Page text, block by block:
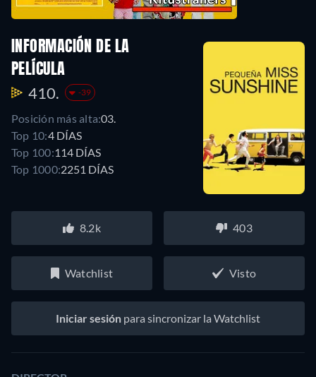
INFORMACIÓN DE LA
PELÍCULA
410. -39
Posición más alta:03.
Top 10:4 DÍAS
Top 100:114 DÍAS
Top 1000:2251 DÍAS
8.2k 403
Watchlist Visto
Iniciar sesión para sincronizar la Watchlist